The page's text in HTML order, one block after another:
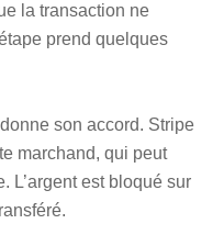
la transaction ne
prend quelques
son accord. Stripe
marchand, qui peut
L’argent est bloqué sur